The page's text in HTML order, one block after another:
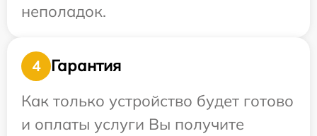
неполадок.
4
Гарантия
Как только устройство будет готово
и оплаты услуги Вы получите